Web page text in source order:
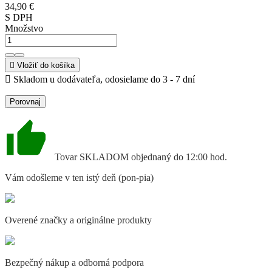
34,90 €
S DPH
Množstvo
 Vložiť do košíka
 Skladom u dodávateľa, odosielame do 3 - 7 dní
Porovnaj
Tovar SKLADOM objednaný do 12:00 hod.
Vám odošleme v ten istý deň (pon-pia)
Overené značky a originálne produkty
Bezpečný nákup a odborná podpora